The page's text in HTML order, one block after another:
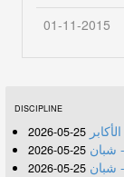
01-11-2015
DISCIPLINE
25-05-2026
25-05-2026
25-05-2026